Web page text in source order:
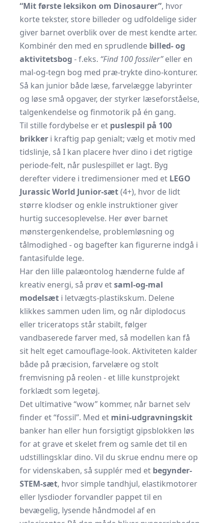
“Mit første leksikon om Dinosaurer”, hvor
korte tekster, store billeder og ud­foldelige sider
giver barnet overblik over de mest kendte arter.
Kombinér den med en sprudlende billed- og
aktivitetsbog - f.eks. “Find 100 fossiler”eller en
mal-og-tegn bog med præ-trykte dino-konturer.
Så kan junior både læse, farvelægge labyrinter
og løse små opgaver, der styrker læseforståelse,
talgenkendelse og finmotorik på én gang.
Til stille fordybelse er et puslespil på 100
brikker i kraftig pap genialt; vælg et motiv med
tidslinje, så I kan placere hver dino i det rigtige
periode-felt, når puslespillet er lagt. Byg
derefter videre i tredimensioner med et LEGO
Jurassic World Junior-sæt(4+), hvor de lidt
større klodser og enkle instruktioner giver
hurtig succesoplevelse. Her øver barnet
mønstergenkendelse, problemløsning og
tålmodighed - og bagefter kan figurerne indgå i
fantasifulde lege.
Har den lille palæontolog hænderne fulde af
kreativ energi, så prøv etsaml-og-mal
modelsæt i letvægts-plastikskum. Delene
klikkes sammen uden lim, og når diplodocus
eller triceratops står stabilt, følger
vandbaserede farver med, så modellen kan få
sit helt eget camouflage-look. Aktiviteten kalder
både på præcision, farvelære og stolt
fremvisning på reolen - et lille kunstprojekt
forklædt som legetøj.
Det ultimative “wow” kommer, når barnet selv
finder et “fossil”. Med et mini-udgravningskit
banker han eller hun forsigtigt gipsblokken løs
for at grave et skelet frem og samle det til en
udstillingsklar dino. Vil du skrue endnu mere op
for videnskaben, så supplér med et begynder-
STEM-sæt, hvor simple tandhjul, elastikmotorer
eller lysdioder forvandler pappet til en
bevægelig, lysende håndmodel af en